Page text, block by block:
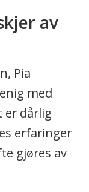
av
Pia
med
er dårlig
erfaringer
gjøres av